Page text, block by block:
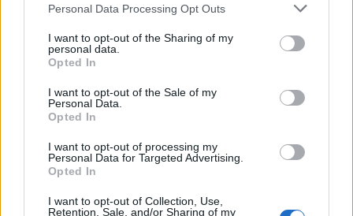
Personal Data Processing Opt Outs
I want to opt-out of the Sharing of my
personal data.
Opted In
I want to opt-out of the Sale of my
Personal Data.
Opted In
I want to opt-out of processing my
Personal Data for Targeted Advertising.
Opted In
I want to opt-out of Collection, Use,
Retention, Sale, and/or Sharing of my
Hiperbolizacja i jej znaczenie w
kompozycji i budowaniu sensu
utworu. Omów zagadnienie na
podstawie opowiadania Górą
„Edek” Marka Nowakowskiego. W
swojej odpowiedzi uwzględnij
również wybrany kontekst.